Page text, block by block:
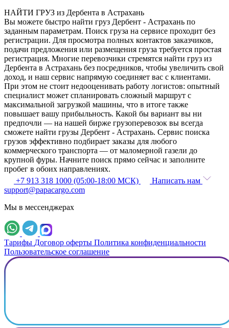
НАЙТИ ГРУЗ из Дербента в Астрахань
Вы можете быстро найти груз Дербент - Астрахань по
заданным параметрам. Поиск груза на сервисе проходит без
регистрации. Для просмотра полных контактов заказчиков,
подачи предложения или размещения груза требуется простая
регистрация. Многие перевозчики стремятся найти груз из
Дербента в Астрахань без посредников, чтобы увеличить свой
доход, и наш сервис напрямую соединяет вас с клиентами.
При этом не стоит недооценивать работу логистов: опытный
специалист может спланировать сложный маршрут с
максимальной загрузкой машины, что в итоге также
повышает вашу прибыльность. Какой бы вариант вы ни
предпочли — на нашей бирже грузоперевозок вы всегда
сможете найти грузы Дербент - Астрахань. Сервис поиска
грузов эффективно подбирает заказы для любого
коммерческого транспорта — от маломерной газели до
крупной фуры. Начните поиск прямо сейчас и заполните
пробег в обоих направлениях.
+7 913 318 1000 (05:00-18:00 МСК)
Написать нам
support@papacargo.com
Мы в мессенджерах
Тарифы Договор оферты Политика конфиденциальности
Пользовательское соглашение